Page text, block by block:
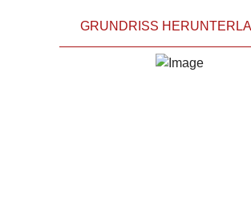
GRUNDRISS